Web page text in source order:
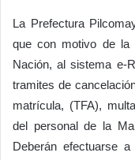
La Prefectura
que con motivo de la
Nación, al sistema e-
tramites de
matrícula, (TFA),
del personal de la
Deberán efectuarse